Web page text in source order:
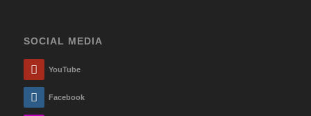
SOCIAL MEDIA
YouTube
Facebook